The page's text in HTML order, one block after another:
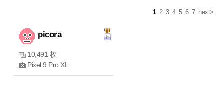
1 2 3 4 5 6 7 next>
picora
10,491 枚
Pixel 9 Pro XL